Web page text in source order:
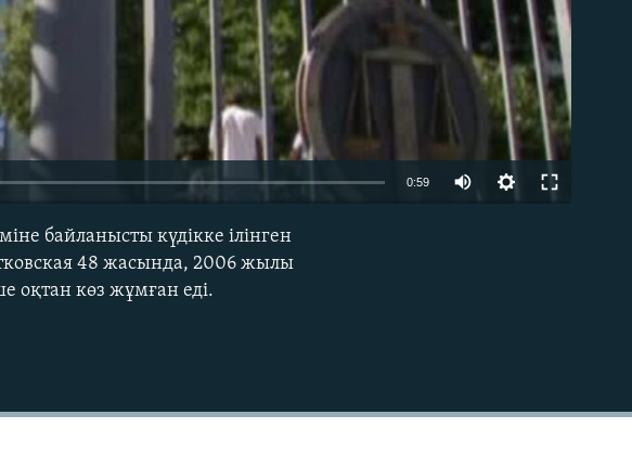
0:59
байланысты күдікке ілінген
48 жасында, 2006 жылы
оқтан көз жұмған еді.